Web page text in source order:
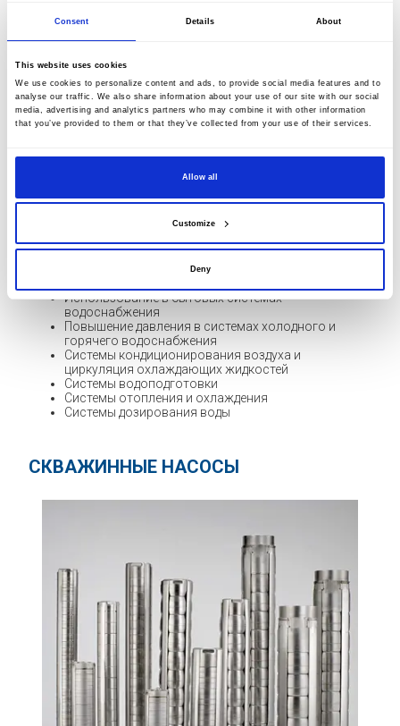
Consent Details About
This website uses cookies
We use cookies to personalize content and ads, to provide social media features and to
analyse our traffic. We also share information about your use of our site with our social
media, advertising and analytics partners who may combine it with other information
that you’ve provided to them or that they’ve collected from your use of their services.
Allow all
Customize
Deny
многоступенчатые центробежные насосы с
механическим уплотнением вала, обладающие
высокой стойкостью к агрессивным рабочим
средам.
Максимальная производительность: 15 м3/ч
Температура жидкости: +110 °C
Материал проточной части: нержавеющая сталь
Общее применение насосов серий СВ и НВ:
Использование в бытовых системах
водоснабжения
Повышение давления в системах холодного и
горячего водоснабжения
Системы кондиционирования воздуха и
циркуляция охлаждающих жидкостей
Системы водоподготовки
Системы отопления и охлаждения
Системы дозирования воды
СКВАЖИННЫЕ НАСОСЫ